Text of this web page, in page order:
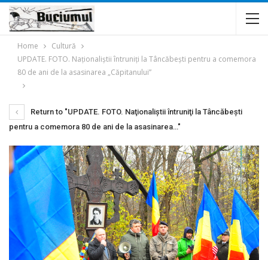
Home
Cultură
UPDATE. FOTO. Naţionaliştii întruniţi la Tâncăbești pentru a comemora
80 de ani de la asasinarea „Căpitanului”
Return to "UPDATE. FOTO. Naţionaliştii întruniţi la Tâncăbești
pentru a comemora 80 de ani de la asasinarea…"